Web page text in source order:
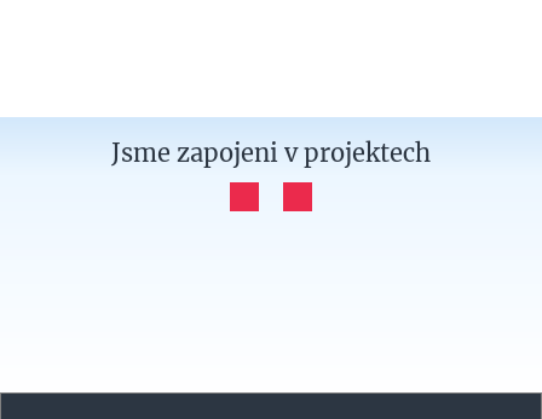
Jsme zapojeni v projektech